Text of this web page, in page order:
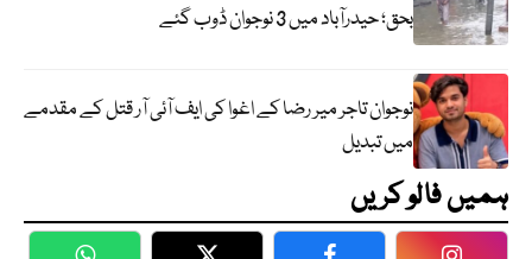
بحق؛ حیدرآباد میں 3 نوجوان ڈوب گئے
نوجوان تاجر میر رضا کے اغوا کی ایف آئی آر قتل کے مقدمے
میں تبدیل
ہمیں فالو کریں